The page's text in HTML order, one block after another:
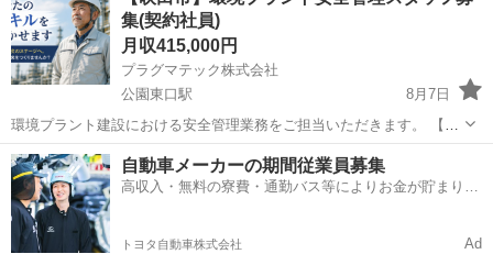
み上げて完成させます。 ...
集(契約社員)
月収415,000円
プラグマテック株式会社
公園東口駅
8月7日
環境プラント建設における安全管理業務をご担当いただきます。 【具
体的には】 ・環境プラント内における安全パトロール・巡回点検 ・作
業員への安全教育及び是正指導 ・KY(危険予知)活動の実施・記録作成
・各種書類...
大阪 吹田市 公園東口駅 その他 契約社員
自動車メーカーの期間従業員募集
高収入・無料の寮費・通勤バス等によりお金が貯まりや
トヨタ自動車株式会社 Ad